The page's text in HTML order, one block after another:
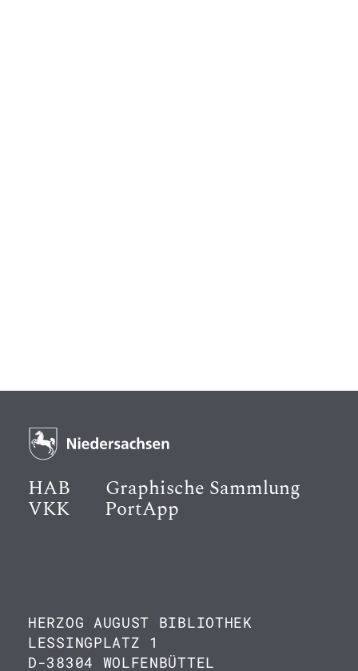
HAB Graphische Sammlung
VKK PortApp
HERZOG AUGUST BIBLIOTHEK
LESSINGPLATZ 1
D-38304 WOLFENBÜTTEL